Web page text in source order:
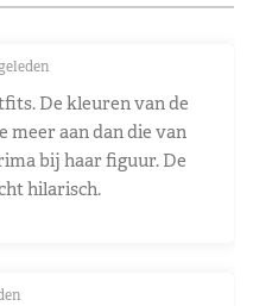
De kleuren van de
meer aan dan die van
bij haar figuur. De
hilarisch.